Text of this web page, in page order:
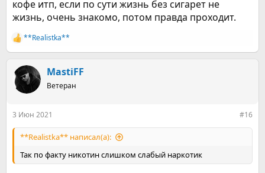
кофе итп, если по сути жизнь без сигарет не
жизнь, очень знакомо, потом правда проходит.
Р
е
к
ц
и
**Realistka**
MastiFF
Ветеран
3 Июн 2021 #16
**Realistka** написал(а):
Так по факту никотин слишком слабый наркотик